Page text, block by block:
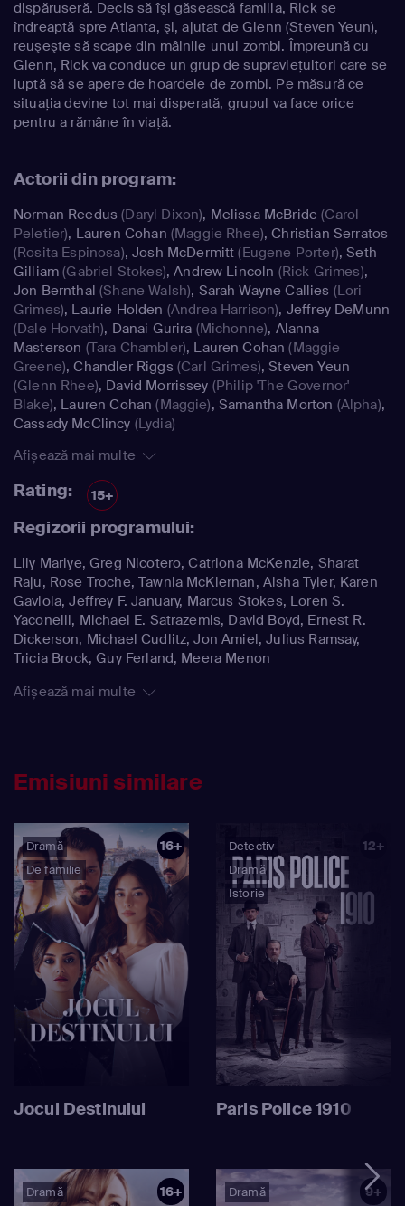
dispăruseră. Decis să îşi găsească familia, Rick se
îndreaptă spre Atlanta, şi, ajutat de Glenn (Steven Yeun),
reuşeşte să scape din mâinile unui zombi. Împreună cu
Glenn, Rick va conduce un grup de supravieţuitori care se
luptă să se apere de hoardele de zombi. Pe măsură ce
situaţia devine tot mai disperată, grupul va face orice
pentru a rămâne în viaţă.
Actorii din program:
Norman Reedus (Daryl Dixon), Melissa McBride (Carol
Peletier), Lauren Cohan (Maggie Rhee),Christian Serratos
(Rosita Espinosa),Josh McDermitt (Eugene Porter),Seth
Gilliam (Gabriel Stokes),Andrew Lincoln (Rick Grimes),
Jon Bernthal (Shane Walsh), Sarah Wayne Callies (Lori
Grimes), Laurie Holden (Andrea Harrison), Jeffrey DeMunn
(Dale Horvath), Danai Gurira (Michonne), Alanna
Masterson (Tara Chambler), Lauren Cohan (Maggie
Greene),Chandler Riggs (Carl Grimes),Steven Yeun
(Glenn Rhee), David Morrissey (Philip 'The Governor'
Blake), Lauren Cohan (Maggie), Samantha Morton (Alpha),
Cassady McClincy (Lydia)
Afișează mai multe
Rating: 15+
Regizorii programului:
Lily Mariye, Greg Nicotero, Catriona McKenzie, Sharat
Raju, Rose Troche, Tawnia McKiernan, Aisha Tyler, Karen
Gaviola, Jeffrey F. January, Marcus Stokes, Loren S.
Yaconelli, Michael E. Satrazemis, David Boyd, Ernest R.
Dickerson, Michael Cudlitz, Jon Amiel, Julius Ramsay,
Tricia Brock, Guy Ferland, Meera Menon
Afișează mai multe
Emisiuni similare
Dramă
De familie
16+
Jocul Destinului
Detectiv
Dramă
Istorie
12+
Paris Police 1910
Dramă
16+ Dramă 9+